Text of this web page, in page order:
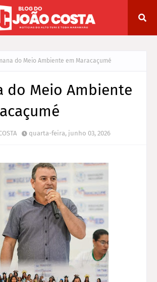
do Meio Ambiente em Maracaçumé
do Meio Ambiente
quarta-feira, junho 03, 2026